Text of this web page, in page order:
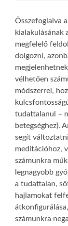
Összefoglalva
kialakulásának
megfelelő
dolgozni,
vélhetően
módszerrel,
tudattalanul –
betegséghez).
segít
meditációhoz,
számunkra
legnagyobb
a tudattalan,
hajlamokat
számunkra